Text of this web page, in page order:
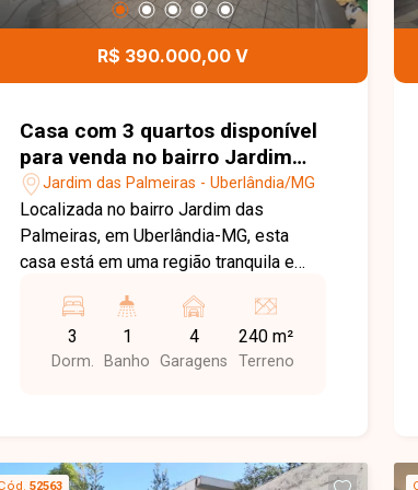
contato e agende uma visita para
no bairro Alto Umuarama.
R$ 390.000,00 V
Casa com 3 quartos disponível
para venda no bairro Jardim
das Palmeiras em Uberlândia-
MG
Jardim das Palmeiras - Uberlândia/MG
Localizada no bairro Jardim das
Palmeiras, em Uberlândia-MG, esta
casa está em uma região tranquila e
principais vias da cidade e próxima a
supermercados, escolas, farmácias e
diversos serviços, proporcionando
varanda nos fundos, área de serviço e
3
Dorm.
1
Banho
4
Garagens
240 m²
Terreno
52563